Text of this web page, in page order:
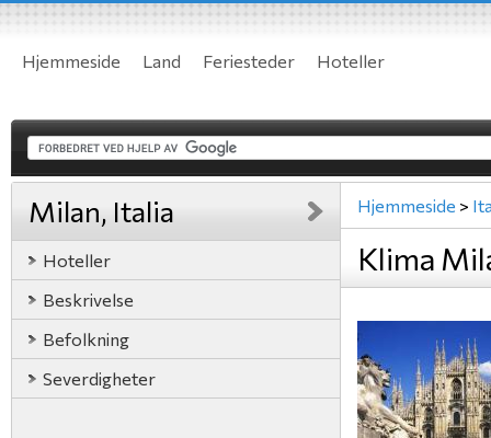
Hjemmeside Land Feriesteder Hoteller
Milan, Italia
Hoteller
Beskrivelse
Befolkning
Severdigheter
Hjemmeside >
Klima